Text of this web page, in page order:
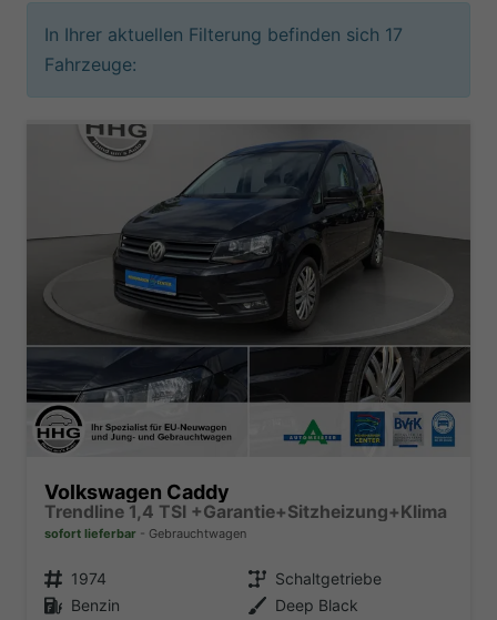
In Ihrer aktuellen Filterung befinden sich 17
Fahrzeuge:
Volkswagen Caddy
Trendline 1,4 TSI +Garantie+Sitzheizung+Klima
sofort lieferbar Gebrauchtwagen
Fahrzeugnr. 1974 Getriebe Schaltgetriebe
Kraftstoff Benzin Außenfarbe Deep Black